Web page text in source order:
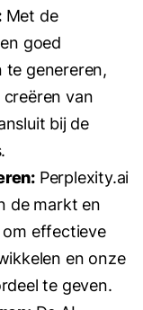
Met de
goed
genereren,
van
bij de
Perplexity.ai
de markt en
effectieve
en onze
te geven.